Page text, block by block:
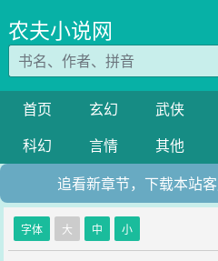
农夫小说网
首页 玄幻 武侠
科幻
言情 其他
追看新章节，下载本站
字体 大 中 小